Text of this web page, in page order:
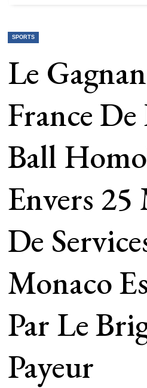
SPORTS
Le
France De
Ball
Envers
De
Monaco
Par Le
Payeur